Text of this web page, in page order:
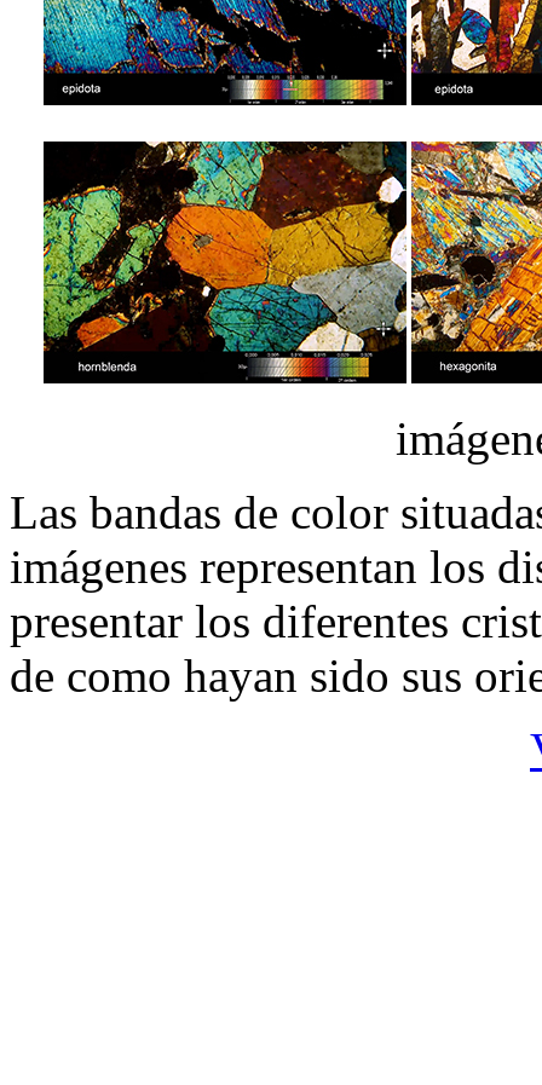
Las bandas de color
imágenes representan los
presentar los diferentes
de como hayan sido sus